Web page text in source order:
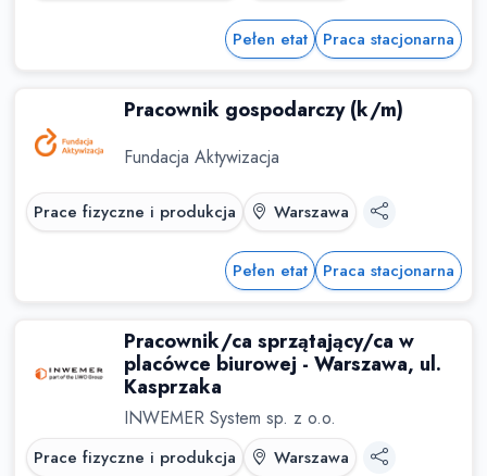
Pełen etat Praca stacjonarna
Pracownik gospodarczy (k/m)
Fundacja Aktywizacja
Prace fizyczne i produkcja Warszawa
Pełen etat Praca stacjonarna
Pracownik/ca sprzątający/ca w
placówce biurowej - Warszawa, ul.
Kasprzaka
INWEMER System sp. z o.o.
Prace fizyczne i produkcja Warszawa